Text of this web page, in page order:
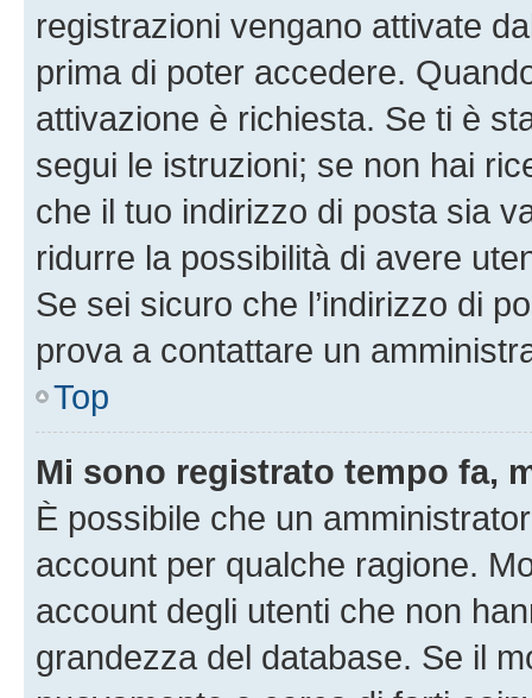
registrazioni vengano attivate
prima di poter accedere.
attivazione è richiesta. Se ti è
segui le istruzioni; se non hai
che il tuo indirizzo di posta sia
ridurre la possibilità di avere
Se sei sicuro che l’indirizzo di
prova a contattare un
Top
Mi sono registrato tempo fa,
È possibile che un
account per qualche ragione.
account degli utenti che non
grandezza del database. Se il